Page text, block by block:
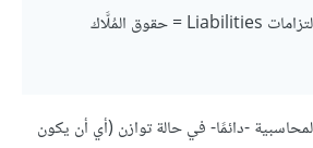
الأصول Assets - الالتزامات Liabilities = حقوق المُلَّاك
-دائمًا- في حالة توازن (أي أن يكون